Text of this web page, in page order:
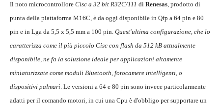
Il noto microcontrollore Cisc a 32 bit R32C/111 di Renesas, prodotto di
punta della piattaforma M16C, è da oggi disponibile in Qfp a 64 pin e 80
pin e in Lga da 5,5 x 5,5 mm a 100 pin. Quest'ultima configurazione, che lo
caratterizza come il più piccolo Cisc con flash da 512 kB attualmente
disponibile, ne fa la soluzione ideale per applicazioni altamente
miniaturizzate come moduli Bluetooth, fotocamere intelligenti, o
dispositivi palmari. Le versioni a 64 e 80 pin sono invece particolarmente
adatti per il comando motori, in cui una Cpu è d'obbligo per supportare un